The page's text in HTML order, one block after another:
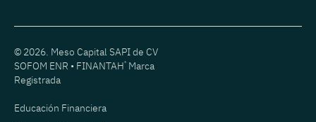
© 2026. Meso Capital SAPI de CV
SOFOM ENR • FINANTAH® Marca
Registrada
Educación Financiera